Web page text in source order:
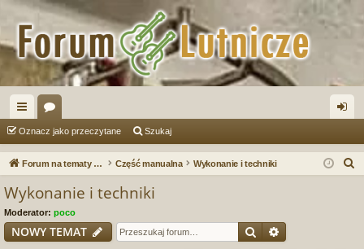
ię
ce
…
or
a og
Oznacz jako przeczytane Szukaj
Forum na tematy budowy instrumentów Część manualna Wykonanie i techniki
Wykonanie i techniki
Moderator: poco
NOWY TEMAT Szukaj